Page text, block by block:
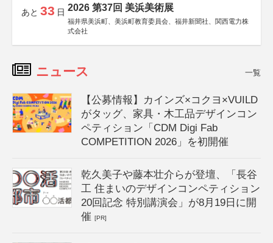
あと 33 日 2026 第37回 美浜美術展
福井県美浜町、美浜町教育委員会、福井新聞社、関西電力株
式会社
ニュース 一覧
【公募情報】カインズ×コクヨ×VUILD
がタッグ、家具・木工品デザインコン
ペティション「CDM Digi Fab
COMPETITION 2026」を初開催
乾久美子や藤本壮介らが登壇、「長谷
工 住まいのデザインコンペティション
20回記念 特別講演会」が8月19日に開
催[PR]